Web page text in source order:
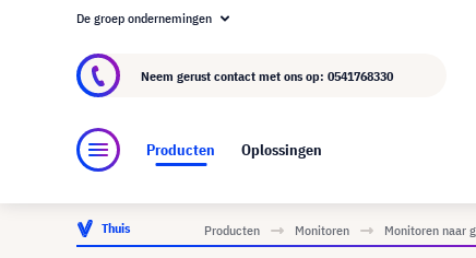
Over visunext.nl
De groep ondernemingen
Neem gerust contact met ons op: 0541768330
Producten Oplossingen
Thuis Producten Monitoren Monitoren naar